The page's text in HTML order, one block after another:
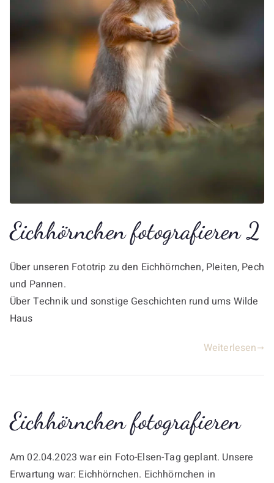
Eichhörnchen fotografieren 2
Über unseren Fototrip zu den Eichhörnchen, Pleiten, Pech
und Pannen.
Über Technik und sonstige Geschichten rund ums Wilde
Haus
Weiterlesen
Eichhörnchen fotografieren
Am 02.04.2023 war ein Foto-Elsen-Tag geplant. Unsere
Erwartung war: Eichhörnchen. Eichhörnchen in